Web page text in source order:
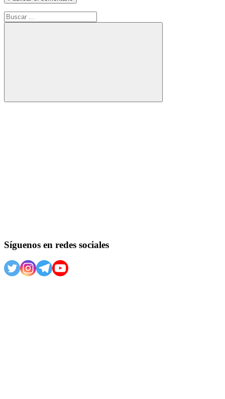
Buscar:
Buscar
Síguenos en redes sociales